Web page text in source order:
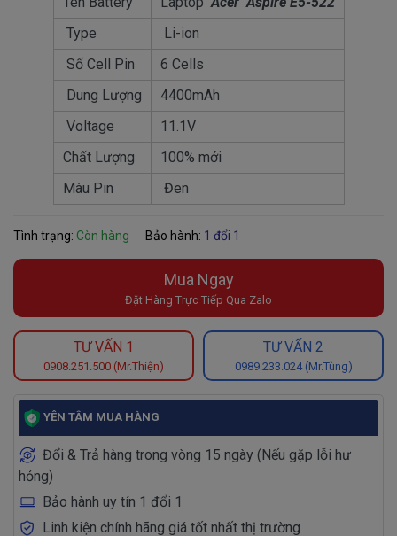
Type
Li-ion
Số Cell Pin
6 Cells
Dung Lượng
4400mAh
Voltage
11.1V
Chất Lượng
100% mới
Màu Pin
Đen
Tình trạng: Còn hàng Bảo hành: 1 đổi 1
Mua Ngay
Đặt Hàng Trực Tiếp Qua Zalo
TƯ VẤN 1
0908.251.500 (Mr.Thiện)
TƯ VẤN 2
0989.233.024 (Mr.Tùng)
YÊN TÂM MUA HÀNG
Đổi & Trả hàng trong vòng 15 ngày (Nếu gặp lỗi hư
hỏng)
Bảo hành uy tín 1 đổi 1
Linh kiện chính hãng giá tốt nhất thị trường